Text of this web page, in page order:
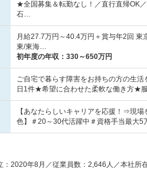
★全国募集＆転勤なし！／直行直帰OK
石…
月給27.7万円～40.4万円＋賞与年2回
東/東海…
初年度の年収： 330～650万円
ご自宅で暮らす障害をお持ちの方の生
日1件★希望に合わせた柔軟な働き方★
【あなたらしいキャリアを応援！⇒現
色】＃20～30代活躍中＃資格手当最大
：2020年8月／従業員数：2,646人／本社所